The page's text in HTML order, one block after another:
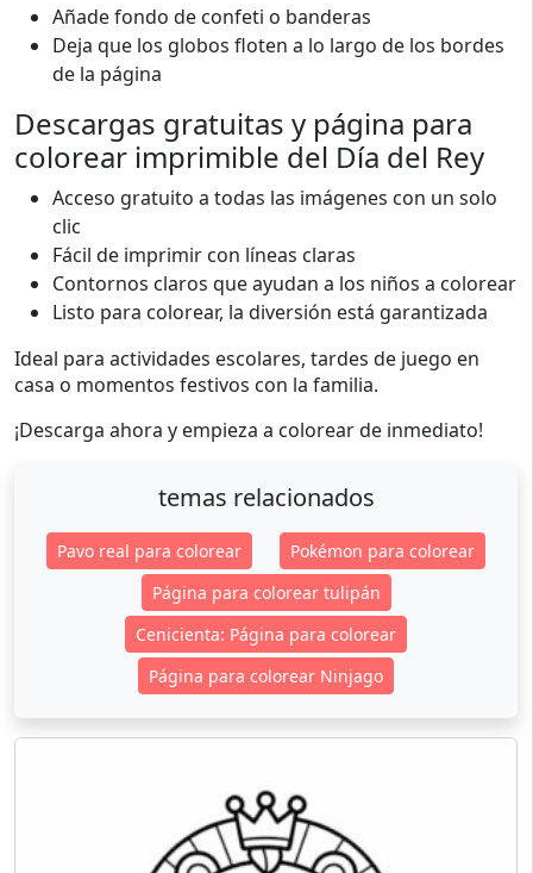
Añade fondo de confeti o banderas
Deja que los globos floten a lo largo de los bordes
de la página
Descargas gratuitas y página para
colorear imprimible del Día del Rey
Acceso gratuito a todas las imágenes con un solo
clic
Fácil de imprimir con líneas claras
Contornos claros que ayudan a los niños a colorear
Listo para colorear, la diversión está garantizada
Ideal para actividades escolares, tardes de juego en
casa o momentos festivos con la familia.
¡Descarga ahora y empieza a colorear de inmediato!
temas relacionados
Pavo real para colorear
Pokémon para colorear
Página para colorear tulipán
Cenicienta: Página para colorear
Página para colorear Ninjago